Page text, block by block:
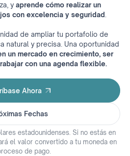
y aprende cómo realizar un
con excelencia y seguridad
de ampliar tu portafolio de
natural y precisa. Una oportunidad
un mercado en crecimiento, ser
con una agenda flexible.
Ahora
Fechas
Fechas
estadounidenses. Si no estás en
el valor convertido a tu moneda en
de pago.